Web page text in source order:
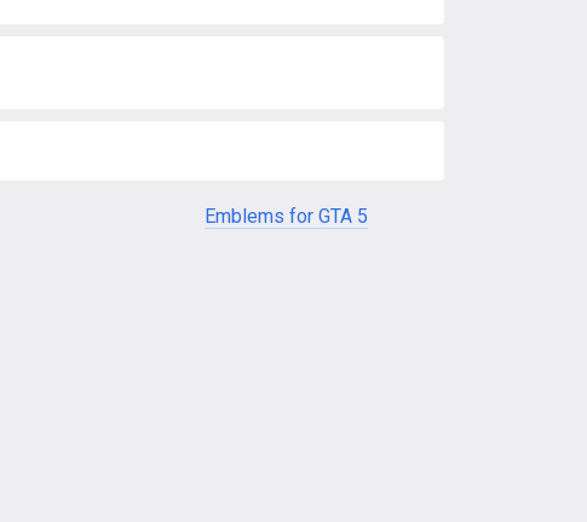
Emblems for GTA 5